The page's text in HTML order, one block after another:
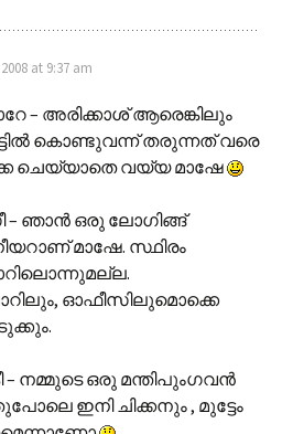
at 9:37 am
– അരിക്കാശ് ആരെങ്കിലും
കൊണ്ടുവന്ന് തരുന്നത് വരെ
ചെയ്യാതെ വയ്യ മാഷേ
– ഞാന്‍ ഒരു ലോഗിങ്ങ്
മാഷേ. സ്ഥിരം
ഓഫീസിലുമൊക്കെ
– നമ്മുടെ ഒരു മന്തിപുംഗവന്‍
ഇനി ചിക്കനും , മുട്ടേം